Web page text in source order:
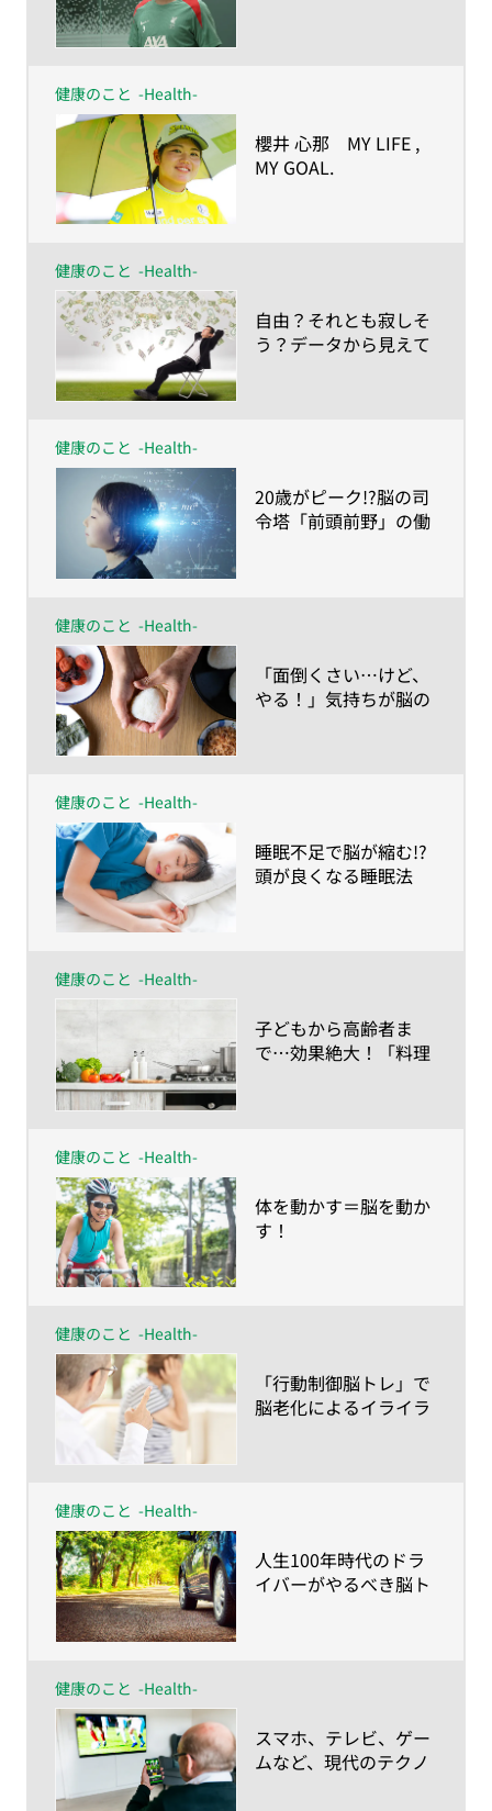
健康のこと -Health-
​櫻井 心那 MY LIFE ,
MY GOAL.
健康のこと -Health-
​自由？それとも寂しそ
う？データから見えて
健康のこと -Health-
​20歳がピーク!?脳の司
令塔「前頭前野」の働
健康のこと -Health-
​「面倒くさい…けど、
やる！」気持ちが脳の
健康のこと -Health-
​睡眠不足で脳が縮む!?
頭が良くなる睡眠法
健康のこと -Health-
​子どもから高齢者ま
で…効果絶大！「料理
健康のこと -Health-
​体を動かす＝脳を動か
す！
健康のこと -Health-
​「行動制御脳トレ」で
脳老化によるイライラ
健康のこと -Health-
​人生100年時代のドラ
イバーがやるべき脳ト
健康のこと -Health-
​スマホ、テレビ、ゲー
ムなど、現代のテクノ